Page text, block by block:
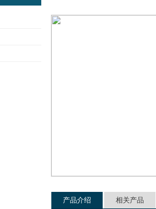
产品介绍 相关产品